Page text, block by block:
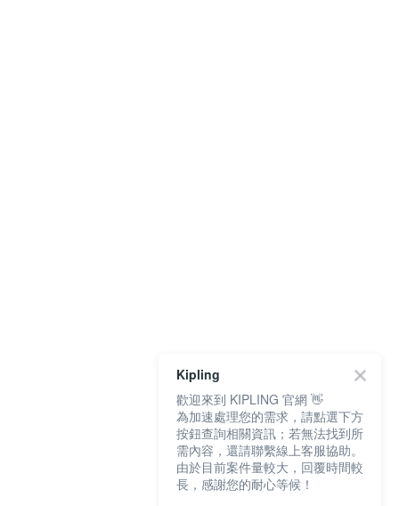
Kipling
歡迎來到 KIPLING 官網 👋
為加速處理您的需求，請點選下方
按鈕查詢相關資訊；若無法找到所
需內容，還請聯繫線上客服協助。
由於目前案件量較大，回覆時間較
長，感謝您的耐心等候！